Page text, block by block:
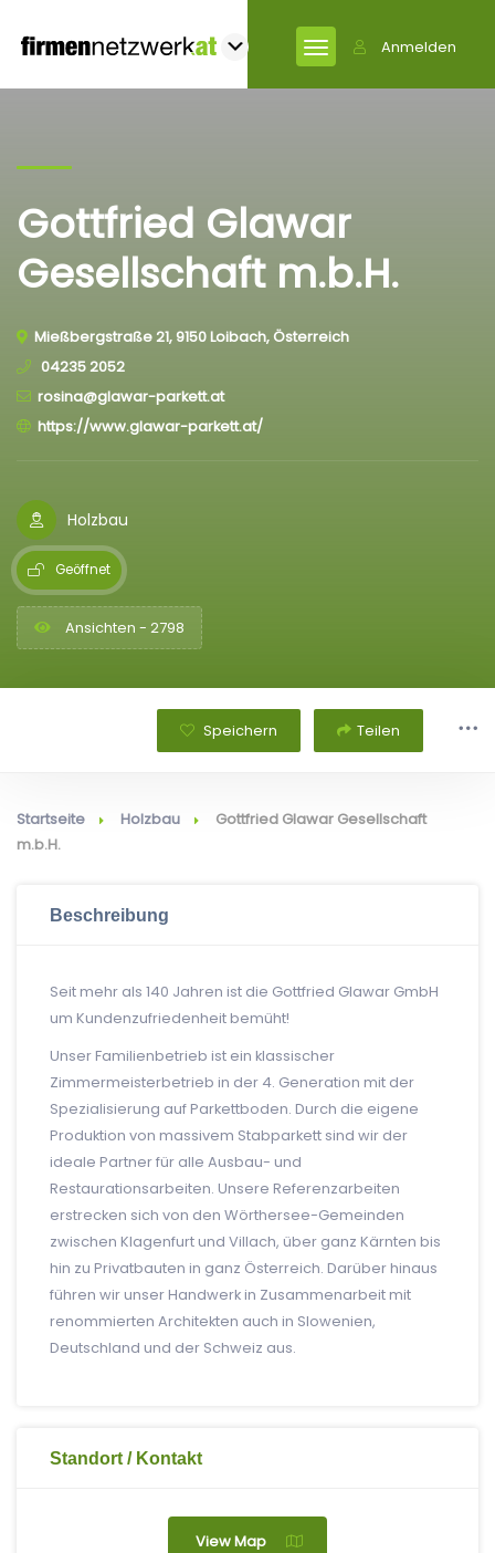
Anmelden
Gottfried Glawar
Gesellschaft m.b.H.
Mießbergstraße 21, 9150 Loibach, Österreich
04235 2052
rosina@glawar-parkett.at
https://www.glawar-parkett.at/
Holzbau
Geöffnet
Ansichten - 2798
Speichern Teilen
Startseite Holzbau
Gottfried Glawar Gesellschaft
m.b.H.
Beschreibung
Seit mehr als 140 Jahren ist die Gottfried Glawar GmbH
um Kundenzufriedenheit bemüht!
Unser Familienbetrieb ist ein klassischer
Zimmermeisterbetrieb in der 4. Generation mit der
Spezialisierung auf Parkettboden. Durch die eigene
Produktion von massivem Stabparkett sind wir der
ideale Partner für alle Ausbau- und
Restaurationsarbeiten. Unsere Referenzarbeiten
erstrecken sich von den Wörthersee-Gemeinden
zwischen Klagenfurt und Villach, über ganz Kärnten bis
hin zu Privatbauten in ganz Österreich. Darüber hinaus
führen wir unser Handwerk in Zusammenarbeit mit
renommierten Architekten auch in Slowenien,
Deutschland und der Schweiz aus.
Standort / Kontakt
View Map